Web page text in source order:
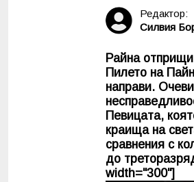
Редактор:
Силвия
Райна
Пилето на
направи.
Певицата,
краища на
сравнения с
до
width="300"]